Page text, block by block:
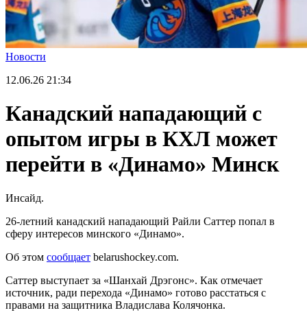
Новости
12.06.26 21:34
Канадский нападающий с
опытом игры в КХЛ может
перейти в «Динамо» Минск
Инсайд.
26-летний канадский нападающий Райли Саттер попал в
сферу интересов минского «Динамо».
Об этом сообщает belarushockey.com.
Саттер выступает за «Шанхай Дрэгонс». Как отмечает
источник, ради перехода «Динамо» готово расстаться с
правами на защитника Владислава Колячонка.